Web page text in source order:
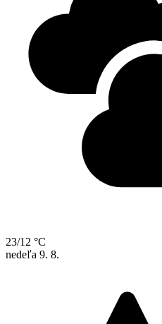
23/12 °C
nedeľa 9. 8.